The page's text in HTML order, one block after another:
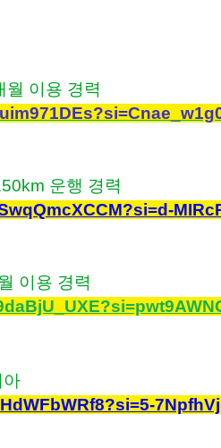
이용 경력
운행 경력
이용 경력
아